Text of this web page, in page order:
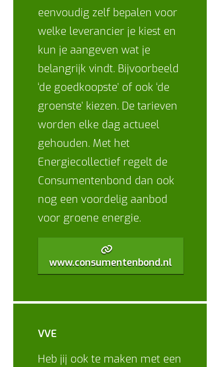
eenvoudig zelf bepalen voor
welke leverancier je kiest en
kun je aangeven wat je
belangrijk vindt. Bijvoorbeeld
‘de goedkoopste’ of ook ‘de
groenste’ kiezen. De tarieven
worden elke dag actueel
gehouden. Met het
Energiecollectief regelt de
Consumentenbond dan ook
nog een voordelig aanbod
voor groene energie.
www.consumentenbond.nl
VVE
Heb jij ook te maken met een